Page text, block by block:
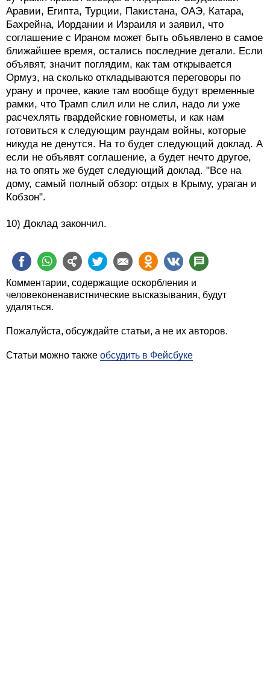
Аравии, Египта, Турции, Пакистана, ОАЭ, Катара,
Бахрейна, Иордании и Израиля и заявил, что
соглашение с Ираном может быть объявлено в самое
ближайшее время, остались последние детали. Если
объявят, значит поглядим, как там открывается
Ормуз, на сколько откладываются переговоры по
урану и прочее, какие там вообще будут временные
рамки, что Трамп слил или не слил, надо ли уже
расчехлять гвардейские говнометы, и как нам
готовиться к следующим раундам войны, которые
никуда не денутся. На то будет следующий доклад. А
если не объявят соглашение, а будет нечто другое,
на то опять же будет следующий доклад. "Все на
дому, самый полный обзор: отдых в Крыму, ураган и
Кобзон".
10) Доклад закончил.
Комментарии, содержащие оскорбления и
человеконенавистнические высказывания, будут
удаляться.
Пожалуйста, обсуждайте статьи, а не их авторов.
Статьи можно также обсудить в Фейсбуке